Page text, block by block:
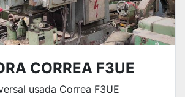
CORREA F3UE
usada Correa F3UE